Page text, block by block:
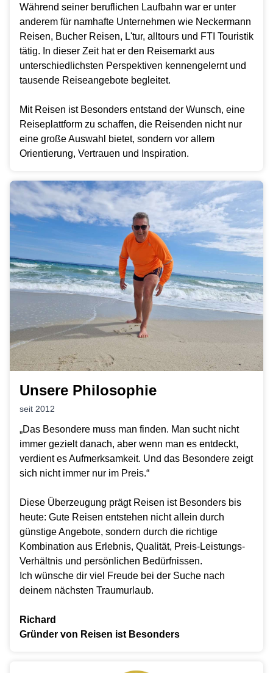
Während seiner beruflichen Laufbahn war er unter
anderem für namhafte Unternehmen wie Neckermann
Reisen, Bucher Reisen, L'tur, alltours und FTI Touristik
tätig. In dieser Zeit hat er den Reisemarkt aus
unterschiedlichsten Perspektiven kennengelernt und
tausende Reiseangebote begleitet.
Mit Reisen ist Besonders entstand der Wunsch, eine
Reiseplattform zu schaffen, die Reisenden nicht nur
eine große Auswahl bietet, sondern vor allem
Orientierung, Vertrauen und Inspiration.
Unsere Philosophie
seit 2012
„Das Besondere muss man finden. Man sucht nicht
immer gezielt danach, aber wenn man es entdeckt,
verdient es Aufmerksamkeit. Und das Besondere zeigt
sich nicht immer nur im Preis.“
Diese Überzeugung prägt Reisen ist Besonders bis
heute: Gute Reisen entstehen nicht allein durch
günstige Angebote, sondern durch die richtige
Kombination aus Erlebnis, Qualität, Preis-Leistungs-
Verhältnis und persönlichen Bedürfnissen.
Ich wünsche dir viel Freude bei der Suche nach
deinem nächsten Traumurlaub.
Richard
Gründer von Reisen ist Besonders